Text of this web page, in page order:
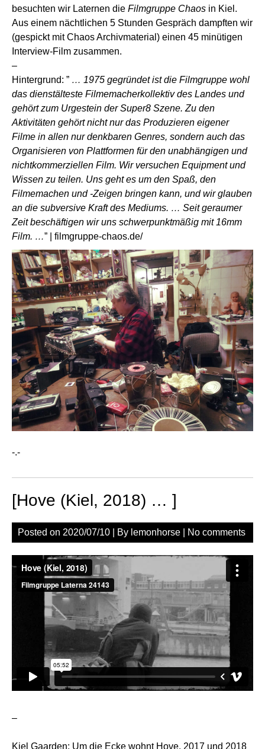
besuchten wir Laternen die Filmgruppe Chaos in Kiel.
Aus einem nächtlichen 5 Stunden Gespräch dampften wir
(gespickt mit Chaos Archivmaterial) einen 45 minütigen
Interview-Film zusammen.
–
Hintergrund: ” … 1975 gegründet ist die Filmgruppe wohl
das dienstälteste Filmemacherkollektiv des Landes und
gehört zum Urgestein der Super8 Szene. Zu den
Aktivitäten gehört nicht nur das Produzieren eigener
Filme in allen nur denkbaren Genres, sondern auch das
Organisieren von Plattformen für den unabhängigen und
nichtkommerziellen Film. Wir versuchen Equipment und
Wissen zu teilen. Uns geht es um den Spaß, den
Filmemachen und -Zeigen bringen kann, und wir glauben
an die subversive Kraft des Mediums. … Seit geraumer
Zeit beschäftigen wir uns schwerpunktmäßig mit 16mm
Film. …” | filmgruppe-chaos.de/
-.-
[Hove (Kiel, 2018) … ]
Posted on 2020/07/10 | By lemonhorse No comments
–
Kiel Gaarden: Um die Ecke wohnt Hove. 2017 und 2018